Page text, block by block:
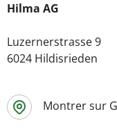
Hilma AG
Luzernerstrasse 9
6024 Hildisrieden
Montrer sur